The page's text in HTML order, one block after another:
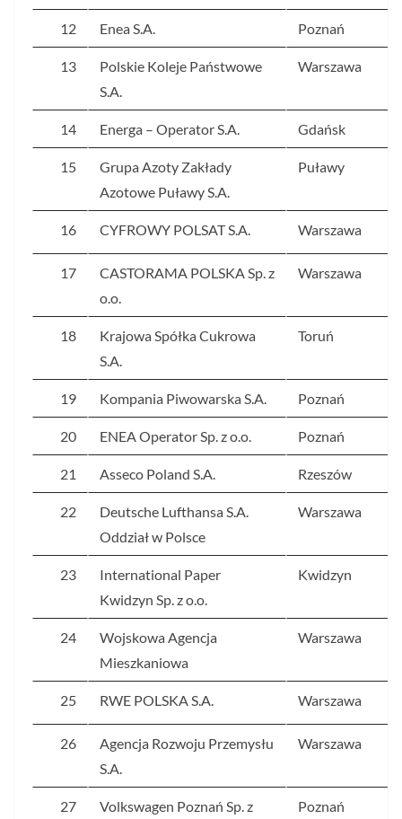
12 Enea S.A. Poznań
13
Polskie Koleje Państwowe
S.A.
Warszawa
14 Energa – Operator S.A. Gdańsk
15
Grupa Azoty Zakłady
Azotowe Puławy S.A.
Puławy
16 CYFROWY POLSAT S.A. Warszawa
17
CASTORAMA POLSKA Sp. z
o.o.
Warszawa
18
Krajowa Spółka Cukrowa
S.A.
Toruń
19 Kompania Piwowarska S.A. Poznań
20 ENEA Operator Sp. z o.o. Poznań
21 Asseco Poland S.A. Rzeszów
22
Deutsche Lufthansa S.A.
Oddział w Polsce
Warszawa
23
International Paper
Kwidzyn Sp. z o.o.
Kwidzyn
24
Wojskowa Agencja
Mieszkaniowa
Warszawa
25 RWE POLSKA S.A. Warszawa
26
Agencja Rozwoju Przemysłu
S.A.
Warszawa
27
Volkswagen Poznań Sp. z
Poznań